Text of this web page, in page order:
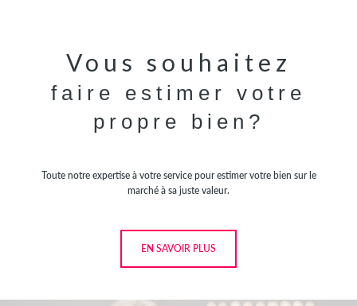
Vous souhaitez
faire estimer votre
propre bien?
Toute notre expertise à votre service pour estimer votre bien sur le
marché à sa juste valeur.
EN SAVOIR PLUS